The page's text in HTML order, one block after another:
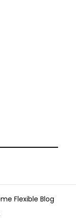
Flexible Blog